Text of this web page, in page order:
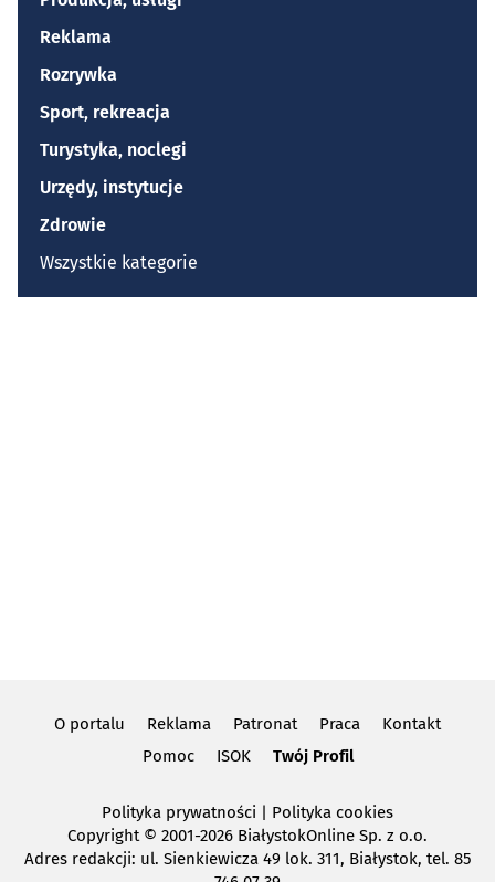
Reklama
Rozrywka
Sport, rekreacja
Turystyka, noclegi
Urzędy, instytucje
Zdrowie
Wszystkie kategorie
O portalu Reklama Patronat Praca
Kontakt
Pomoc
ISOK Twój Profil
Polityka prywatności | Polityka cookies
Copyright © 2001-2026 BiałystokOnline Sp. z o.o.
Adres redakcji: ul. Sienkiewicza 49 lok. 311, Białystok, tel. 85